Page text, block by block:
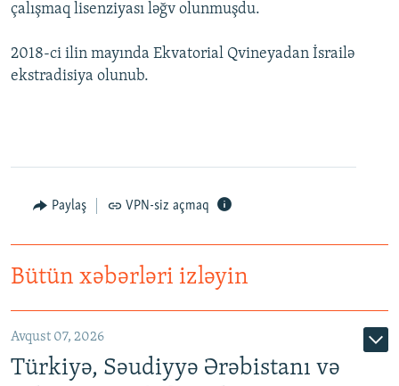
çalışmaq lisenziyası ləğv olunmuşdu.
2018-ci ilin mayında Ekvatorial Qvineyadan İsrailə
ekstradisiya olunub.
Paylaş VPN-siz açmaq
Bütün xəbərləri izləyin
Avqust 07, 2026
Türkiyə, Səudiyyə Ərəbistanı və